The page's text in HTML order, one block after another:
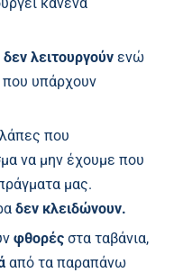
δεν λειτουργούν ενώ
που υπάρχουν
που
να μην έχουμε που
μας.
δεν κλειδώνουν.
φθορές στα ταβάνια,
από τα παραπάνω